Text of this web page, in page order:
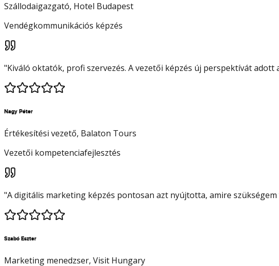
Szállodaigazgató, Hotel Budapest
Vendégkommunikációs képzés
"Kiváló oktatók, profi szervezés. A vezetői képzés új perspektívát adott
Nagy Péter
Értékesítési vezető, Balaton Tours
Vezetői kompetenciafejlesztés
"A digitális marketing képzés pontosan azt nyújtotta, amire
Szabó Eszter
Marketing menedzser, Visit Hungary